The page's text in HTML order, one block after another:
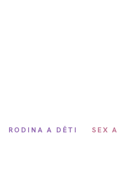
RODINA A DĚTI SEX